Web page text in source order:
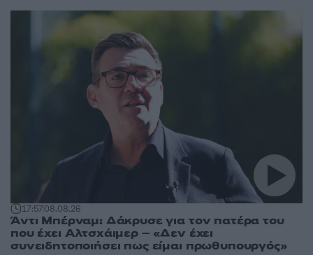
17:5708.08.26
Άντι Μπέρναμ: Δάκρυσε για τον πατέρα του
που έχει Αλτσχάιμερ – «Δεν έχει
συνειδητοποιήσει πως είμαι πρωθυπουργός»